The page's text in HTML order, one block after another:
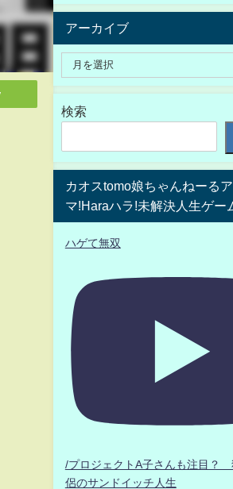
アーカイブ
検索
カオスtomo娘ちゃんねーる
マ!Haraハラ!未解決人生ゲー
ハゲて無双
/プロジェクトA子さんも注目？
侶のサンドイッチ人生